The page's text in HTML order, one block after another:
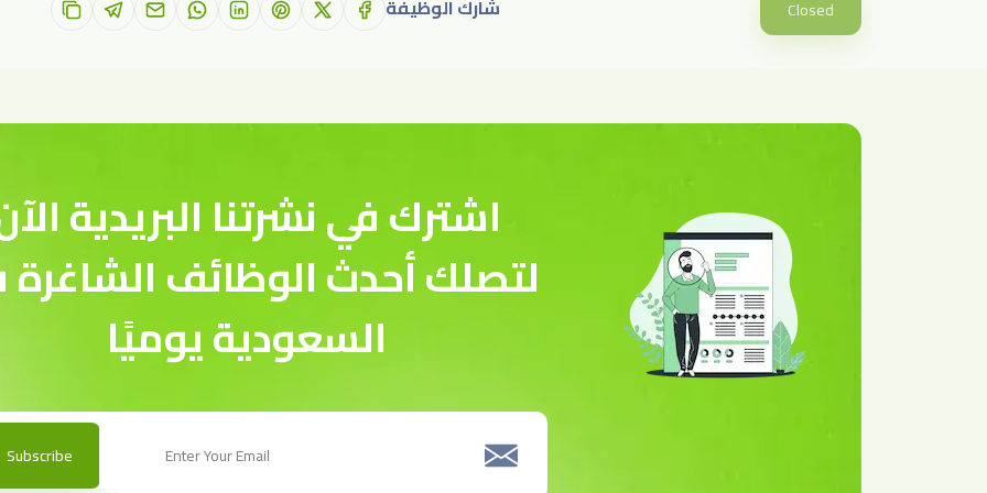
Closed شارك الوظيفة
اشترك في نشرتنا البريدية
لتصلك أحدث الوظائف
السعودية يوميًا
Subscribe